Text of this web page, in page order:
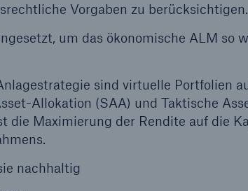
Vorgaben zu berücksichtigen.
um das ökonomische ALM so
sind virtuelle Portfolien
Allokation (SAA) und Taktische
die Maximierung der Rendite auf die
nachhaltig